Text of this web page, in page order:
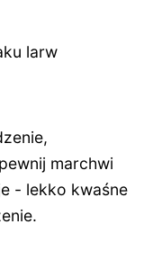
larw
marchwi
- lekko kwaśne